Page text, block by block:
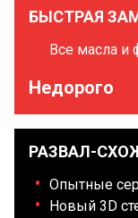
БЫСТРАЯ
Все масла и
Недорого
РАЗВАЛ-
Опытные
Новый 3D